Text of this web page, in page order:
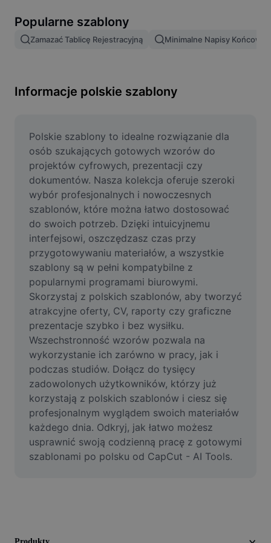
Scalanie obrazów
Zmień rozmiar obrazu
Generator memów
AI Text Remover
AI People Remover
AI Inpainting
Face Cutout
Film
Usuń tło filmu
Ulepsz jakość
Edytor filmów
Przycinaj filmy
Dodaj napisy do filmu
Konwerter filmów
Popularne szablony
Zamazać Tablicę Rejestracyjną Minimalne Napisy Końcowe
Informacje polskie szablony
Polskie szablony to idealne rozwiązanie dla
osób szukających gotowych wzorów do
projektów cyfrowych, prezentacji czy
dokumentów. Nasza kolekcja oferuje szeroki
wybór profesjonalnych i nowoczesnych
szablonów, które można łatwo dostosować
do swoich potrzeb. Dzięki intuicyjnemu
interfejsowi, oszczędzasz czas przy
przygotowywaniu materiałów, a wszystkie
szablony są w pełni kompatybilne z
popularnymi programami biurowymi.
Skorzystaj z polskich szablonów, aby tworzyć
atrakcyjne oferty, CV, raporty czy graficzne
prezentacje szybko i bez wysiłku.
Wszechstronność wzorów pozwala na
wykorzystanie ich zarówno w pracy, jak i
podczas studiów. Dołącz do tysięcy
zadowolonych użytkowników, którzy już
korzystają z polskich szablonów i ciesz się
profesjonalnym wyglądem swoich materiałów
każdego dnia. Odkryj, jak łatwo możesz
usprawnić swoją codzienną pracę z gotowymi
szablonami po polsku od CapCut - AI Tools.